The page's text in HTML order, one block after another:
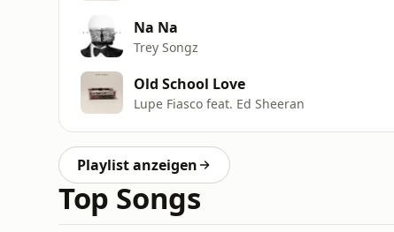
Na Na
Trey Songz
Old School Love
Lupe Fiasco feat. Ed Sheeran
Playlist anzeigen
Top Songs